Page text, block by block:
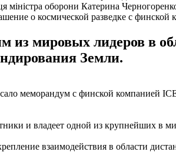
міністра оборони Катерина
о космической разведке с финской
из мировых лидеров в
Земли.
меморандум с финской компанией
и владеет одной из крупнейших в
взаимодействия в области